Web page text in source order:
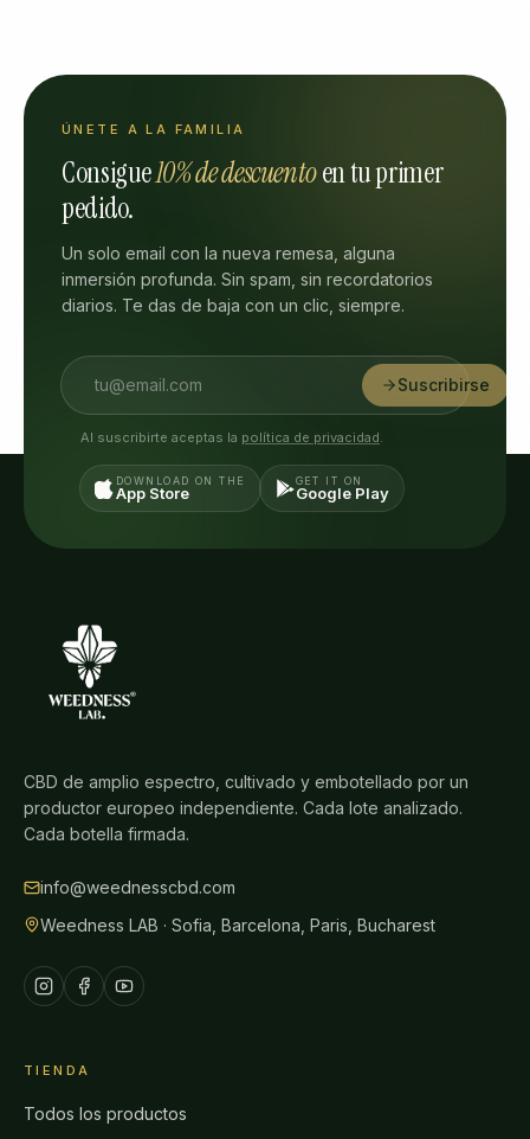
ÚNETE A LA FAMILIA
Consigue10% de descuentoen tu primer
pedido.
Un solo email con la nueva remesa, alguna
inmersión profunda. Sin spam, sin recordatorios
diarios. Te das de baja con un clic, siempre.
Suscribirse
Al suscribirte aceptas la política de privacidad
DOWNLOAD ON THE
App Store
GET IT ON
Google Play
CBD de amplio espectro, cultivado y embotellado por un
productor europeo independiente. Cada lote analizado.
Cada botella firmada.
info@weednesscbd.com
Weedness LAB · Sofia, Barcelona, Paris, Bucharest
TIENDA
Todos los productos